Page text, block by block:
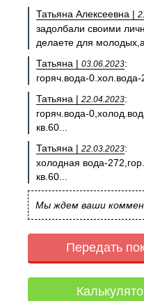
Татьяна Алексеевна |
задолбали своими
делаете для
Татьяна | 03.06.2023:
горяч.вода-
Татьяна | 22.04.2023:
горяч.вода-
кв.60...
Татьяна | 22.03.2023:
холодная вода-
кв.60...
Мы ждем ваши
Передать